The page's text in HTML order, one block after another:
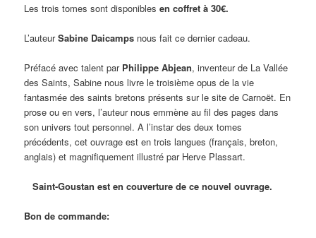
Les trois tomes sont disponiblesen coffret à 30€.
L’auteurSabine Daicamps nous fait ce dernier cadeau.
Préfacé avec talent par Philippe Abjean, inventeur de La Vallée
des Saints, Sabine nous livre le troisième opus de la vie
fantasmée des saints bretons présents sur le site de Carnoët. En
prose ou en vers, l’auteur nous emmène au fil des pages dans
son univers tout personnel. A l’instar des deux tomes
précédents, cet ouvrage est en trois langues (français, breton,
anglais) et magnifiquement illustré par Herve Plassart.
Saint-Goustan est en couverture de ce nouvel ouvrage.
Bon de commande: